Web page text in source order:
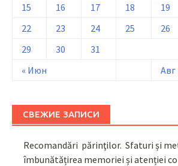
« Июн Авг
15
16 17 18 19
22
23 24 25 26
29
30 31
СВЕЖИЕ ЗАПИСИ
Recomandări părinţilor. Sfaturi și
îmbunătățirea memoriei și atenției